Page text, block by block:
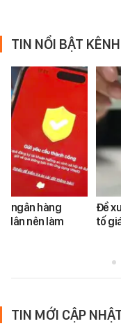
TIN NỔI BẬT
ngân hàng
dân nên làm
Đề
tố
TIN MỚI CẬP